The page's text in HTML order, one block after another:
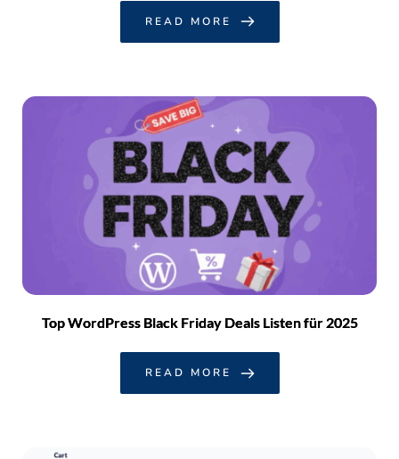
READ MORE
Top WordPress Black Friday Deals Listen für 2025
READ MORE